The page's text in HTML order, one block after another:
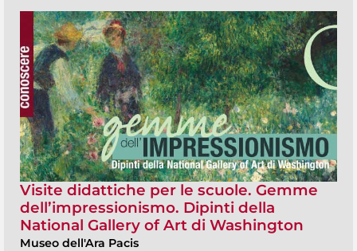
Visite didattiche per le scuole. Gemme
dell’impressionismo. Dipinti della
National Gallery of Art di Washington
Museo dell'Ara Pacis